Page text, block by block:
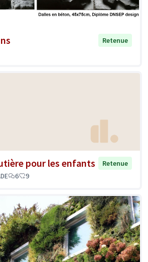
Retenue
pour les enfants
Retenue
6 9